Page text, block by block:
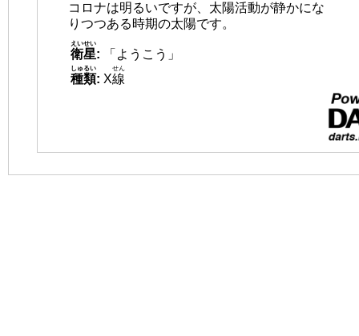
コロナは明るいですが、太陽活動が静かにな
りつつある時期の太陽です。
衛星
えいせい
:
「ようこう」
種類
しゅるい
: X線
せん